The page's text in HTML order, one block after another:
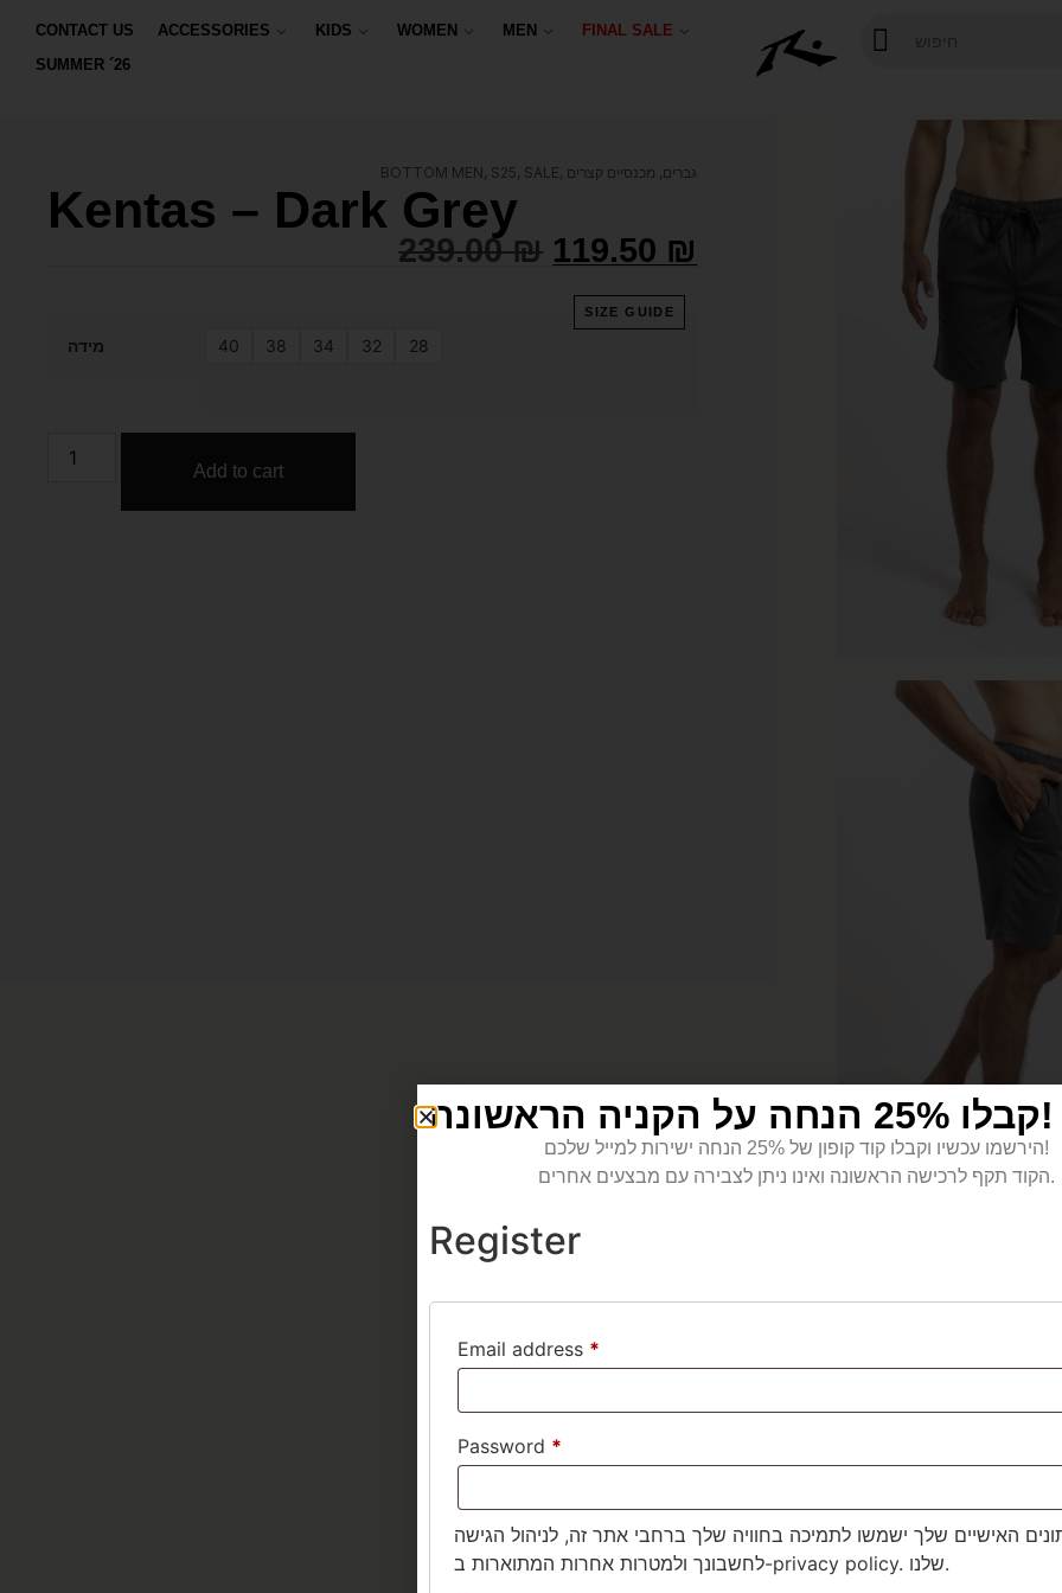
CONTACT US ACCESSORIES KIDS WOMEN MEN
FINAL SALE
SUMMER ´26
BOTTOM MEN, S25, SALE, גברים, מכנסיים קצרים
Kentas – Dark Grey
239.00₪ 119.50 ₪
SIZE GUIDE
מידה 40 38 34 32 28
Add to cart
קבלו 25% הנחה על הקניה הראשונה!
הירשמו עכשיו וקבלו קוד קופון של 25% הנחה ישירות למייל שלכם!
הקוד תקף לרכישה הראשונה ואינו ניתן לצבירה עם מבצעים אחרים.
Register
Email address *
Password *
האישיים שלך ישמשו לתמיכה בחוויה שלך ברחבי אתר זה, לניהול הגישה
לחשבונך ולמטרות אחרות המתוארות ב-privacy policy . שלנו.